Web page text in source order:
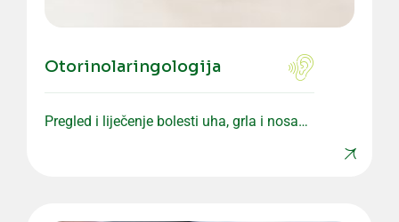
Otorinolaringologija
Pregled i liječenje bolesti uha, grla i nosa